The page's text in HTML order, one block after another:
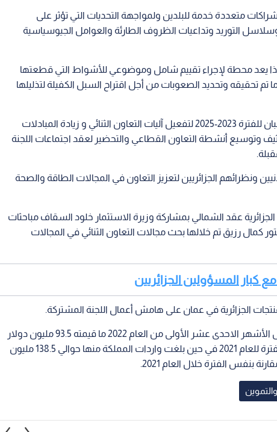
شراكات متعددة خدمة للبلدين ولمواجهة التحديات التي تؤثر على
التوريد وتداعيات الظروف الطارئة والعوامل الجيوسياسية
هذا يعد محطة لإجراء تقييم شامل وموضوعي للأشواط التي قطعتها
تم تحقيقه وتحديد الصعوبات من أجل اقتراح السبل الكفيلة لتذليلها
وأشار الى خارطة الطريق التي وضعها الجانبان للفترة 2023-2025 لتفعيل آليات التعاون الثنائي و زيادة المبادلات
وتوسيع أنشطة التعاون القطاعي والتحضير لعقد اجتماعات اللجنة
ونظرائهم الجزائريين لتعزيز التعاون في المجالات الطاقة والصحة
عقد الشمالي بمشاركة وزيرة الاستثمار خلود السقاف مباحثات
كمال رزيق تم خلالها بحث مجالات التعاون الثنائي في المجالات
كبار المسؤولين الجزائريين
الجزائرية في عمان على هامش أعمال اللجنة المشتركة.
وبلغ حجم الصادرات الأردنية الى الجزائر خلال الأشهر الاحدى عشر الأولى من العام 2022 ما قيمته 93.5 مليون دولار
مسجلا ارتفاع بنسبة 8.1% مقارنة بنفس الفترة للعام 2021 في حين بلغت واردات المملكة منها حوالي 138.5 مليون